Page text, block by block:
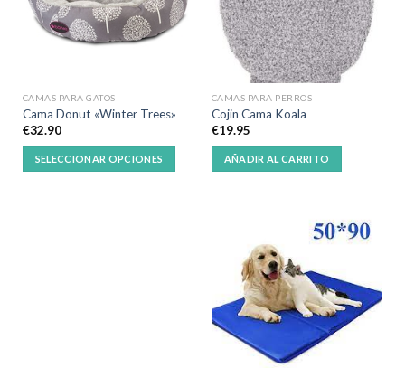
CAMAS PARA GATOS
Cama Donut «Winter Trees»
€32.90
SELECCIONAR OPCIONES
CAMAS PARA PERROS
Cojin Cama Koala
€19.95
AÑADIR AL CARRITO